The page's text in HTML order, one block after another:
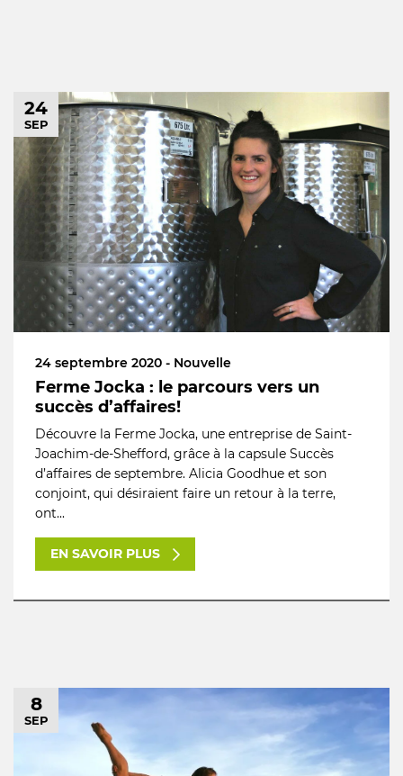
24
SEP
24 septembre 2020 - Nouvelle
Ferme Jocka : le parcours vers un
succès d’affaires!
Découvre la Ferme Jocka, une entreprise de Saint-
Joachim-de-Shefford, grâce à la capsule Succès
d’affaires de septembre. Alicia Goodhue et son
conjoint, qui désiraient faire un retour à la terre,
ont...
EN SAVOIR PLUS
8
SEP